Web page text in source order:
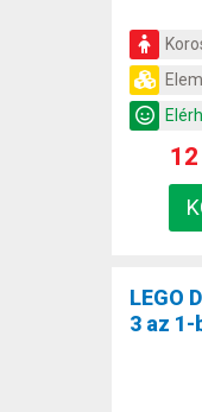
LEGO
3 az